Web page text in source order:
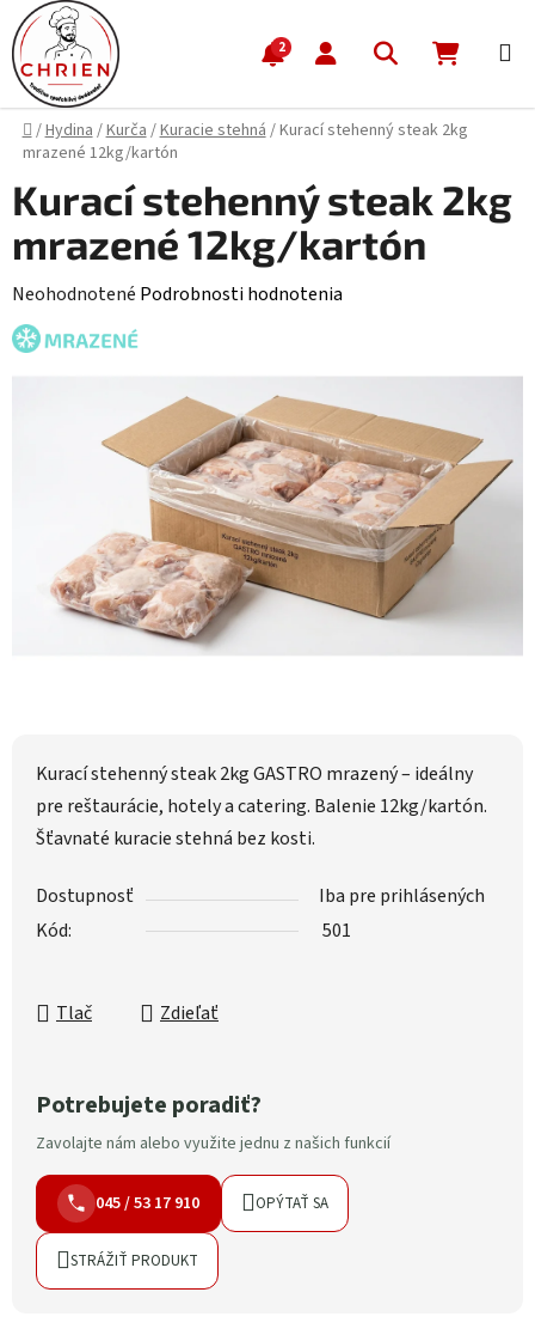
Prejsť na obsah
2 Hľadať
Domov
/Hydina/Kurča/Kuracie stehná/Kurací stehenný steak 2kg
mrazené 12kg/kartón
Kurací stehenný steak 2kg GASTRO mrazený – ideálny
pre reštaurácie, hotely a catering. Balenie 12kg/kartón.
Šťavnaté kuracie stehná bez kosti.
Dostupnosť
Iba pre prihlásených
Kód:
501
Tlač Zdieľať
Potrebujete poradiť?
Zavolajte nám alebo využite jednu z našich funkcií
045 / 53 17 910 OPÝTAŤ SA
STRÁŽIŤ PRODUKT
Kurací stehenný steak 2kg
mrazené 12kg/kartón
Priemerné hodnotenie produktu je 0,0 z 5 hviezdičiek.
Neohodnotené Podrobnosti hodnotenia
MRAZENÉ